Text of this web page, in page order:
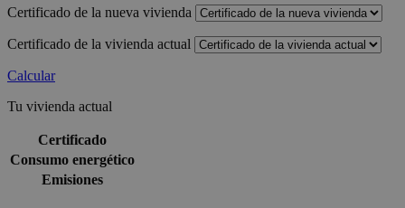
Certificado de la nueva vivienda
Certificado de la vivienda actual
Calcular
Tu vivienda actual
Certificado
Consumo energético
Emisiones